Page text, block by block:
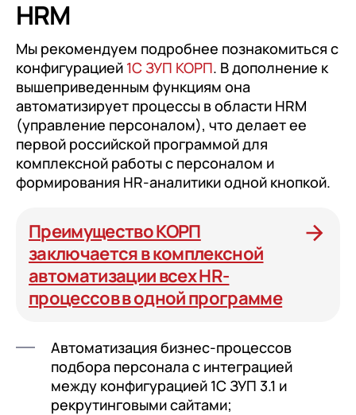
HRM
Мы рекомендуем подробнее познакомиться с
конфигурацией 1С ЗУП КОРП. В дополнение к
вышеприведенным функциям она
автоматизирует процессы в области HRM
(управление персоналом), что делает ее
первой российской программой для
комплексной работы с персоналом и
формирования HR-аналитики одной кнопкой.
Преимущество КОРП
заключается в комплексной
автоматизации всех HR-
процессов в одной программе
Автоматизация бизнес-процессов
подбора персонала с интеграцией
между конфигурацией 1С ЗУП 3.1 и
рекрутинговыми сайтами;